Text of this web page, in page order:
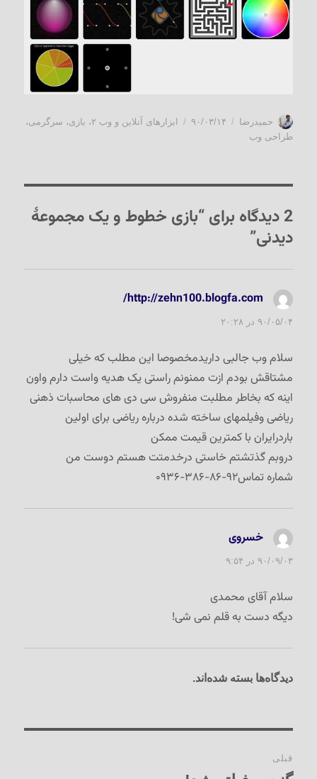
نویسنده
حمیدرضا
ارسال
۹۰/۰۳/۱۴ دسته‌ها
ابزارهای آنلاین و وب ۲ ، بازی، سرگرمی،
طراحی وب
2 دیدگاه برای “بازی خطوط و یک مجموعهٔ
دیدنی”
http://zehn100.blogfa.com/
۹۰/۰۵/۰۴ در ۲۰:۲۸
سلام وب جالبی داریدمخصوصا این مطلب که خیلی
مشتاقش بودم ازت ممنونم راستی یک هدیه واست دارم واون
اینه که بخاطر مطلبت منفروش سی دی های محاسبات ذهنی
ریاضی وفیلمهای ساخته شده درباره ریاضی برای اولین
باردرایران با کمترین قیمت ممکن
دروبم گذتشتم خاستی درخدمتت هستم دوست من
شماره تماس۹۲-۸۶-۳۸۶-۰۹۳۶
خسروی
۹۰/۰۹/۰۳ در ۹:۵۴
سلام آقای محمدی
دیگه دست به قلم نمی شی!
دیدگاه‌ها بسته شده‌اند.
قبلی